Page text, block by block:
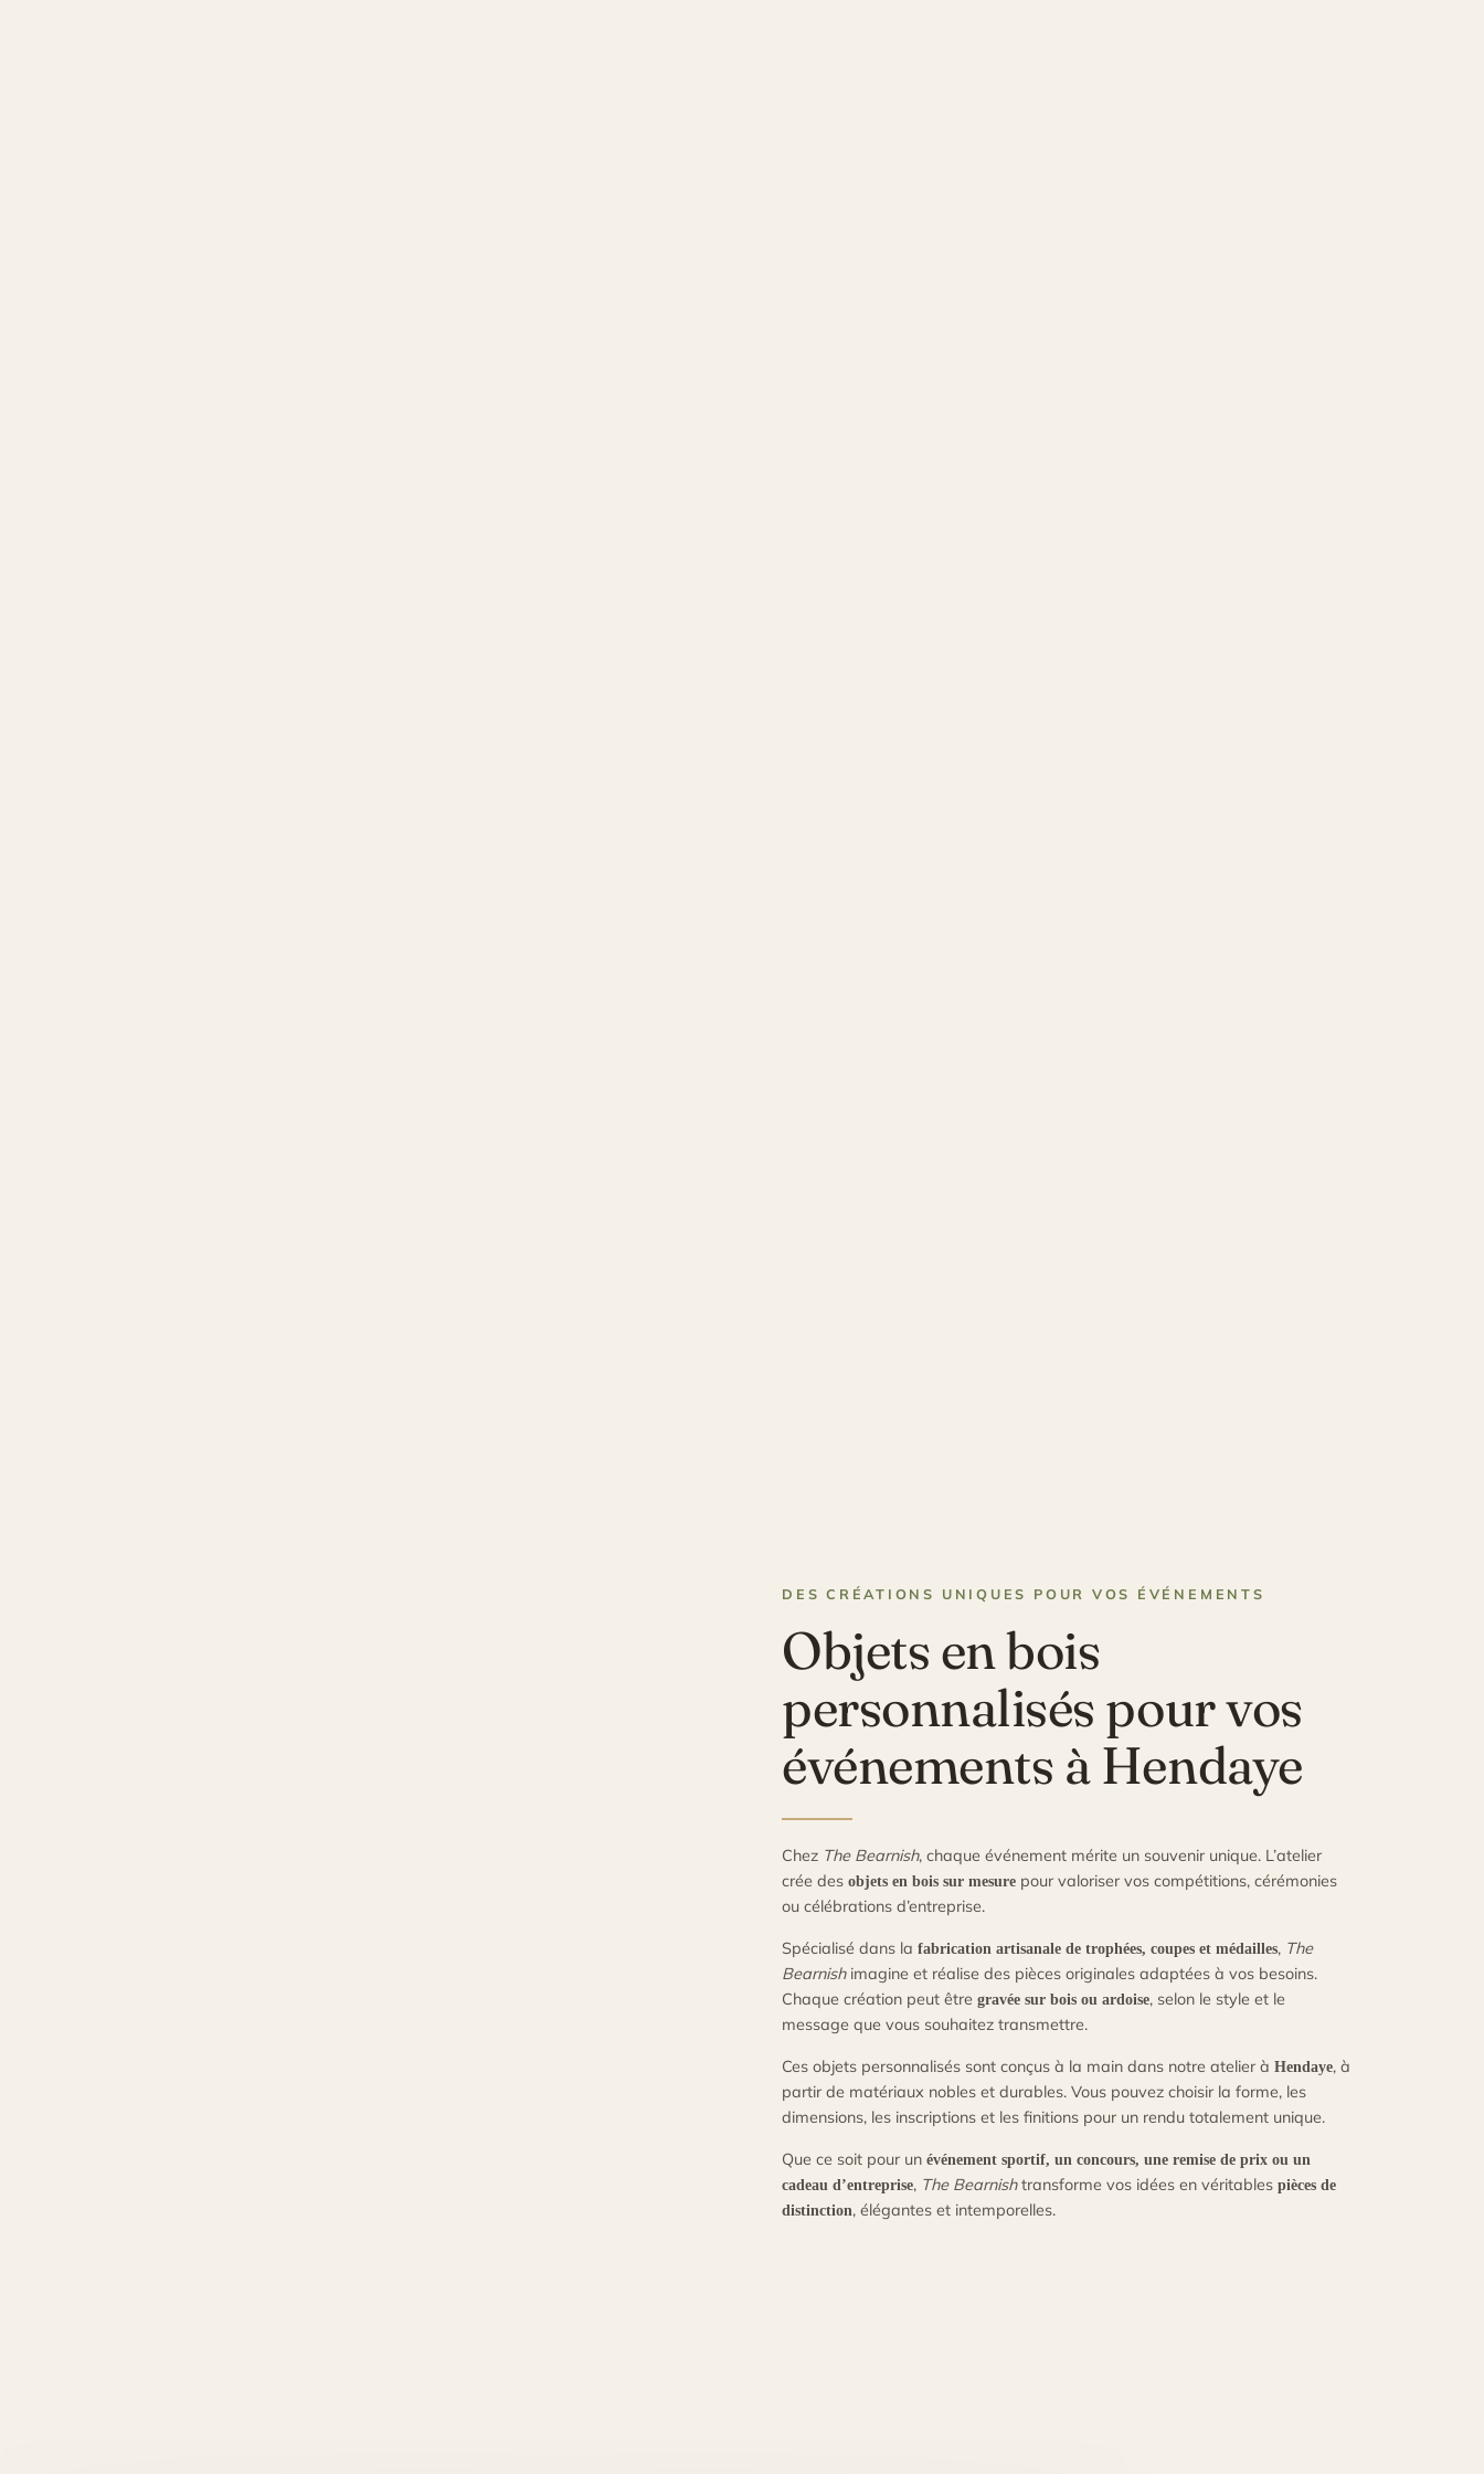
DES CRÉATIONS UNIQUES POUR VOS ÉVÉNEMENTS
Objets en bois
personnalisés pour vos
événements à Hendaye
Chez The Bearnish, chaque événement mérite un souvenir unique. L’atelier
crée des objets en bois sur mesure pour valoriser vos compétitions, cérémonies
ou célébrations d’entreprise.
Spécialisé dans la fabrication artisanale de trophées, coupes et médailles, The
Bearnishimagine et réalise des pièces originales adaptées à vos besoins.
Chaque création peut être gravée sur bois ou ardoise, selon le style et le
message que vous souhaitez transmettre.
Ces objets personnalisés sont conçus à la main dans notre atelier à Hendaye, à
partir de matériaux nobles et durables. Vous pouvez choisir la forme, les
dimensions, les inscriptions et les finitions pour un rendu totalement unique.
Que ce soit pour un événement sportif, un concours, une remise de prix ou un
cadeau d’entreprise, The Bearnishtransforme vos idées en véritables pièces de
distinction, élégantes et intemporelles.